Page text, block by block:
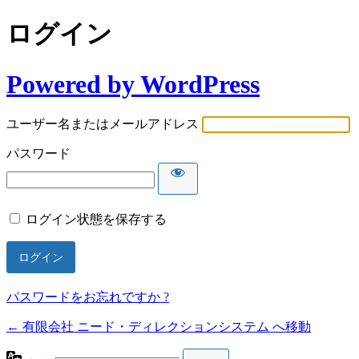
ログイン
Powered by WordPress
ユーザー名またはメールアドレス
パスワード
ログイン状態を保存する
パスワードをお忘れですか ?
← 有限会社 ニード・ディレクションシステム へ移動